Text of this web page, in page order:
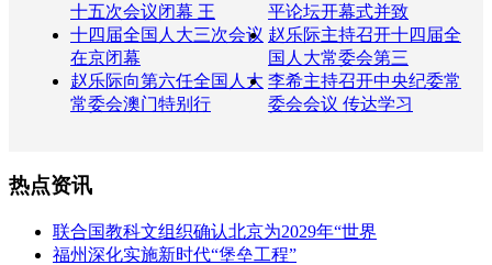
十五次会议闭幕 王
平论坛开幕式并致
十四届全国人大三次会议
在京闭幕
赵乐际主持召开十四届全
国人大常委会第三
赵乐际向第六任全国人大
常委会澳门特别行
李希主持召开中央纪委常
委会会议 传达学习
热点资讯
联合国教科文组织确认北京为2029年“世界
福州深化实施新时代“堡垒工程”